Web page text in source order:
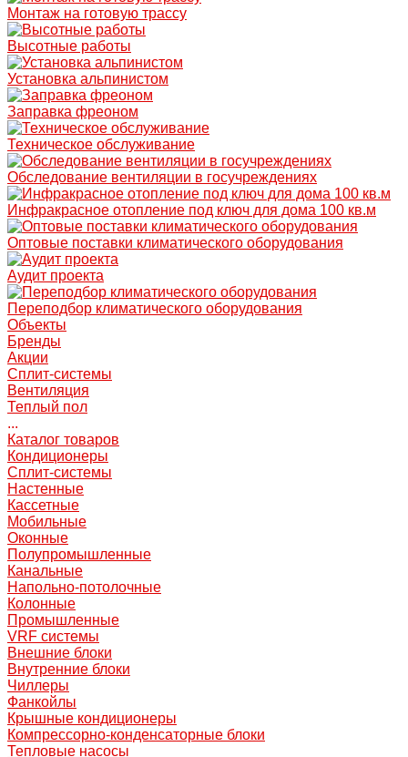
Монтаж на готовую трассу
Высотные работы
Установка альпинистом
Заправка фреоном
Техническое обслуживание
Обследование вентиляции в госучреждениях
Инфракрасное отопление под ключ для дома 100 кв.м
Оптовые поставки климатического оборудования
Аудит проекта
Переподбор климатического оборудования
Объекты
Бренды
Акции
Сплит-системы
Вентиляция
Теплый пол
...
Каталог товаров
Кондиционеры
Сплит-системы
Настенные
Кассетные
Мобильные
Оконные
Полупромышленные
Канальные
Напольно-потолочные
Колонные
Промышленные
VRF системы
Внешние блоки
Внутренние блоки
Чиллеры
Фанкойлы
Крышные кондиционеры
Компрессорно-конденсаторные блоки
Тепловые насосы